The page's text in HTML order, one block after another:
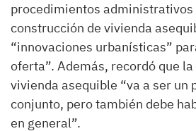
procedimientos administrativos
construcción de vivienda
“innovaciones urbanísticas”
oferta”. Además, recordó que
vivienda asequible “va a ser un
conjunto, pero también debe
en general”.